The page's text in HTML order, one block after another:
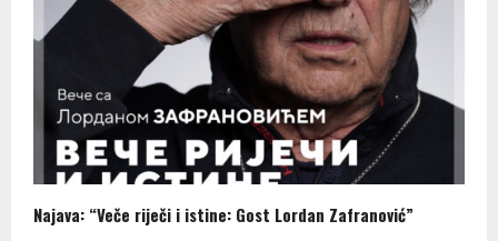
Najava: “Veče riječi i istine: Gost Lordan Zafranović”